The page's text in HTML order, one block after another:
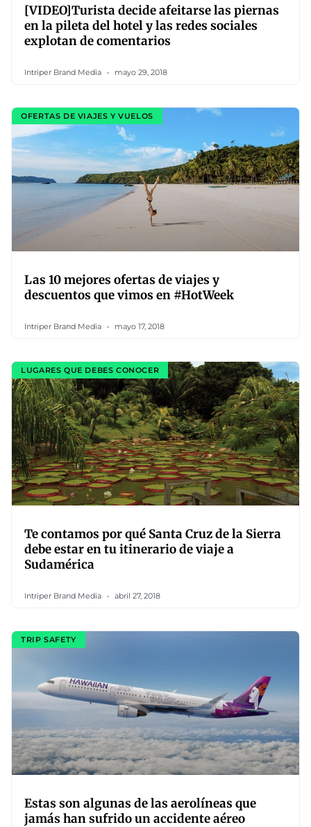
[VIDEO]Turista decide afeitarse las piernas
en la pileta del hotel y las redes sociales
explotan de comentarios
Intriper Brand Media mayo 29, 2018
OFERTAS DE VIAJES Y VUELOS
Las 10 mejores ofertas de viajes y
descuentos que vimos en #HotWeek
Intriper Brand Media mayo 17, 2018
LUGARES QUE DEBES CONOCER
Te contamos por qué Santa Cruz de la Sierra
debe estar en tu itinerario de viaje a
Sudamérica
Intriper Brand Media abril 27, 2018
TRIP SAFETY
Estas son algunas de las aerolíneas que
jamás han sufrido un accidente aéreo